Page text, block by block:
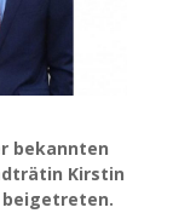
bekannten
Kirstin
beigetreten.